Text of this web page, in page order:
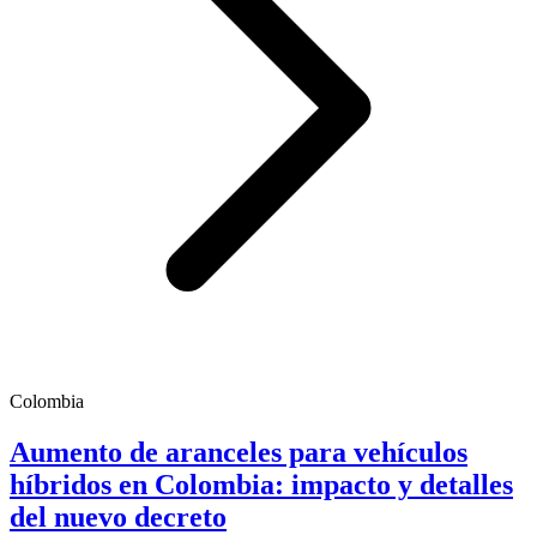
Colombia
Aumento de aranceles para vehículos
híbridos en Colombia: impacto y detalles
del nuevo decreto